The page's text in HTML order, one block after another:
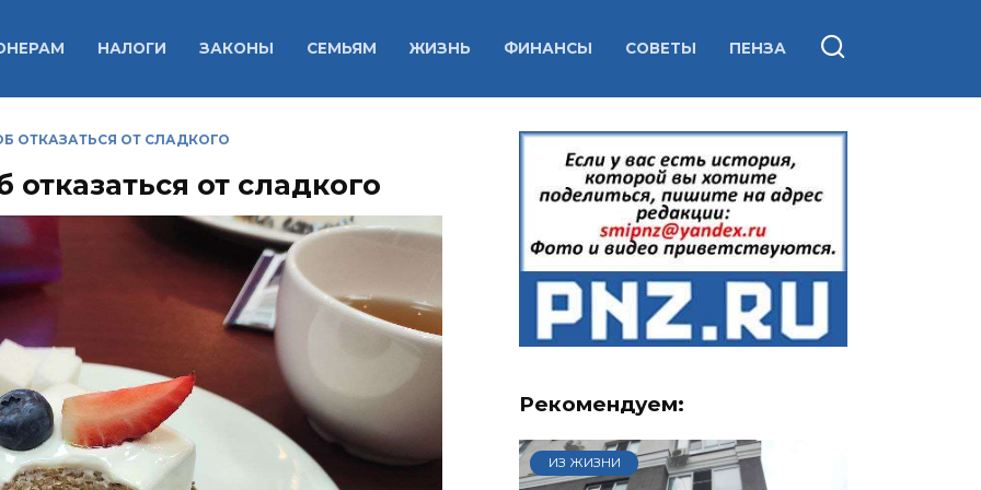
НАЛОГИ ЗАКОНЫ СЕМЬЯМ ЖИЗНЬ ФИНАНСЫ СОВЕТЫ ПЕНЗА
ОТКАЗАТЬСЯ ОТ СЛАДКОГО
от сладкого
Рекомендуем:
ИЗ ЖИЗНИ